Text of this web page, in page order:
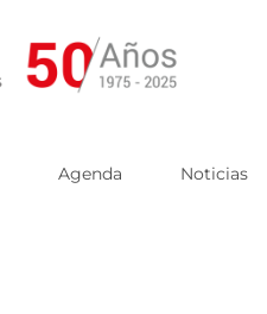
Agenda Noticias